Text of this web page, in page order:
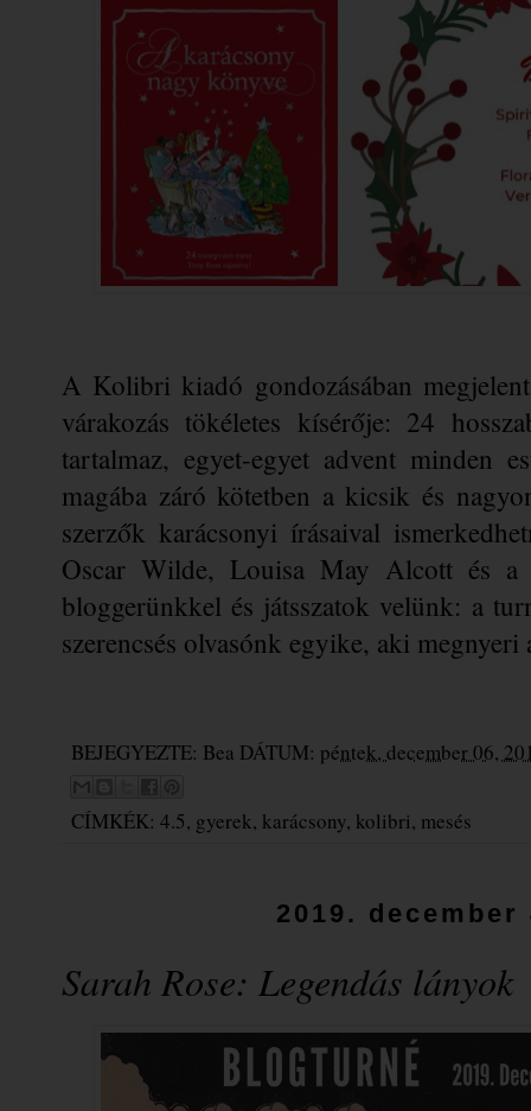
A Kolibri kiadó gondozásában
várakozás tökéletes kísérője: 24
tartalmaz, egyet-egyet advent minden
magába záró kötetben a kicsik és
szerzők karácsonyi írásaival
Oscar Wilde, Louisa May Alcott és a
bloggerünkkel és játsszatok velünk: a
szerencsés olvasónk egyike, aki
BEJEGYEZTE: Bea DÁTUM: péntek, december 06,
CÍMKÉK: 4.5, gyerek, karácsony, kolibri, mesés
2019.
Sarah Rose: Legendás ​lányok